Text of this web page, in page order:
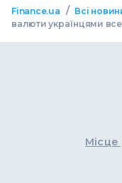
Finance.ua / Всі
валюти українцями